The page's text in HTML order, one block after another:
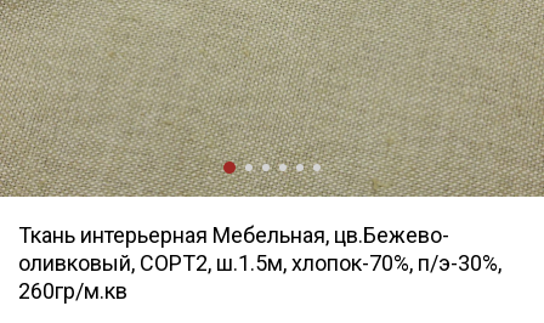
Ткань интерьерная Мебельная, цв.Бежево-
оливковый, СОРТ2, ш.1.5м, хлопок-70%, п/э-30%,
260гр/м.кв